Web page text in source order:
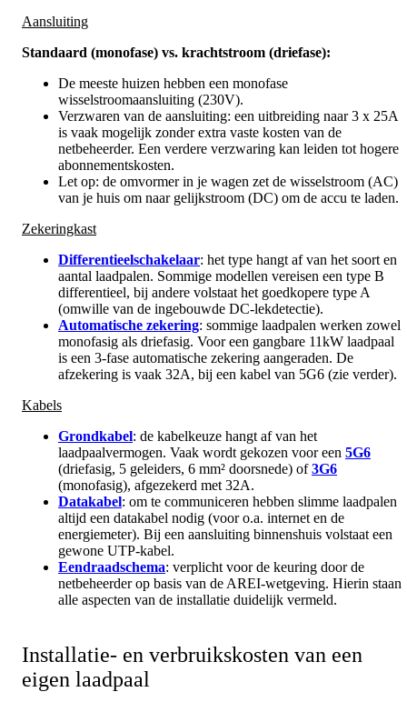
Aansluiting
Standaard (monofase) vs. krachtstroom (driefase):
De meeste huizen hebben een monofase
wisselstroomaansluiting (230V).
Verzwaren van de aansluiting: een uitbreiding naar 3 x 25A
is vaak mogelijk zonder extra vaste kosten van de
netbeheerder. Een verdere verzwaring kan leiden tot hogere
abonnementskosten.
Let op: de omvormer in je wagen zet de wisselstroom (AC)
van je huis om naar gelijkstroom (DC) om de accu te laden.
Zekeringkast
Differentieelschakelaar: het type hangt af van het soort en
aantal laadpalen. Sommige modellen vereisen een type B
differentieel, bij andere volstaat het goedkopere type A
(omwille van de ingebouwde DC-lekdetectie).
Automatische zekering: sommige laadpalen werken zowel
monofasig als driefasig. Voor een gangbare 11kW laadpaal
is een 3-fase automatische zekering aangeraden. De
afzekering is vaak 32A, bij een kabel van 5G6 (zie verder).
Kabels
Grondkabel: de kabelkeuze hangt af van het
laadpaalvermogen. Vaak wordt gekozen voor een 5G6
(driefasig, 5 geleiders, 6 mm² doorsnede) of3G6
(monofasig), afgezekerd met 32A.
Datakabel: om te communiceren hebben slimme laadpalen
altijd een datakabel nodig (voor o.a. internet en de
energiemeter). Bij een aansluiting binnenshuis volstaat een
gewone UTP-kabel.
Eendraadschema: verplicht voor de keuring door de
netbeheerder op basis van de AREI-wetgeving. Hierin staan
alle aspecten van de installatie duidelijk vermeld.
Installatie- en verbruikskosten van een
eigen laadpaal